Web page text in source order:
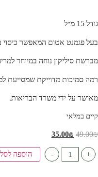
גודל 15 מ״ל
בעל פגמנט אטום המאפשר
מברשת סיליקון נוחה במיוחד
רמה סמיכות מדוייקת שמסייעת
מאושר על ידי משרד הבריאות.
קיים במלאי
49.00₪
35.00₪
- + הוספה לסל